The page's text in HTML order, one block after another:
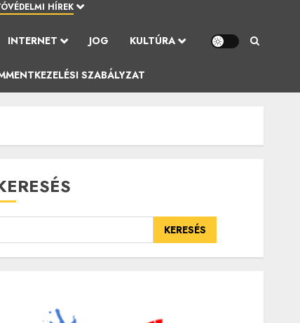
HÍREK
INTERNET JOG KULTÚRA
SZABÁLYZAT
KERESÉS